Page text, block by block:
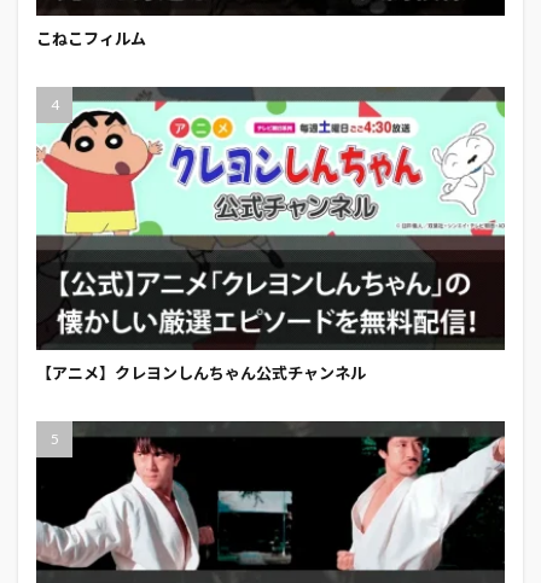
こねこフィルム
【アニメ】クレヨンしんちゃん公式チャンネル